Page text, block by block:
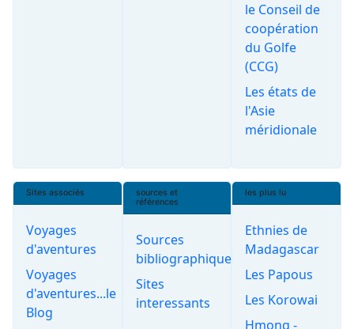
le Conseil de
coopération
du Golfe
(CCG)
Les états de
l'Asie
méridionale
Sites associés
Voyages
d'aventures
Voyages
d'aventures...le
Blog
sources et
références
Sources
bibliographiques
Sites
interessants
les plus lu
Ethnies de
Madagascar
Les Papous
Les Korowai
Hmong -